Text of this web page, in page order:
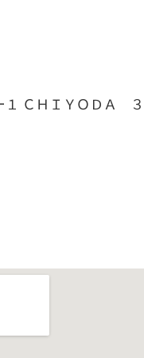
１ ＣＨＩＹＯＤ